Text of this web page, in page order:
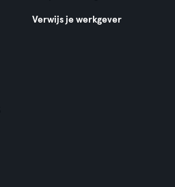
Verwijs je werkgever